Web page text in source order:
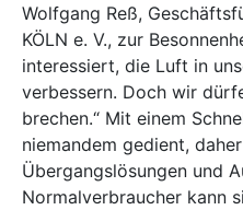
Wolfgang Reß,
KÖLN e. V., zur
interessiert, die Luft in
verbessern. Doch wir
brechen.“ Mit einem
niemandem gedient,
Übergangslösungen und
Normalverbraucher kann